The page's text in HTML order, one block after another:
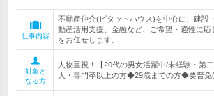
仕事内容
不動産仲介(ピタットハウス)を中心に、建設
動産活用支援、金融など、ご希望・適性に応
をお任せします。
対象と
なる方
人物重視！【20代の男女活躍中/未経験・第
大・専門卒以上の方◆29歳までの方◆要普